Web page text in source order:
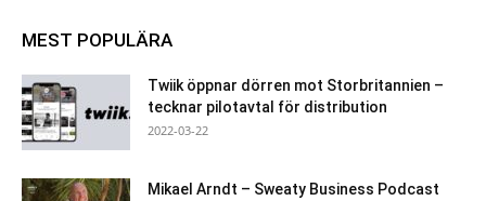
MEST POPULÄRA
Twiik öppnar dörren mot Storbritannien –
tecknar pilotavtal för distribution
2022-03-22
Mikael Arndt – Sweaty Business Podcast